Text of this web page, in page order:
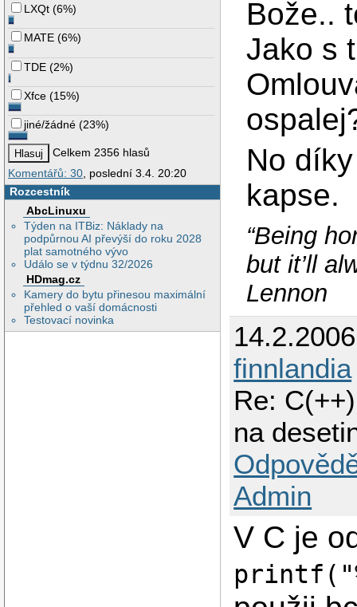
LXQt (6%)
MATE (6%)
TDE (2%)
Xfce (15%)
jiné/žádné (23%)
Celkem 2356 hlasů
Komentářů: 30 , poslední 3.4. 20:20
Rozcestník
AbcLinuxu
Týden na ITBiz: Náklady na
podpůrnou AI převýší do roku 2028
plat samotného vývo
Událo se v týdnu 32/2026
HDmag.cz
Kamery do bytu přinesou maximální
přehled o vaší domácnosti
Testovací novinka
Bože..
Jako s
No
kapse.
“Being
but it’ll
Lennon
finnlandia
Re:
na
Admin
V C je